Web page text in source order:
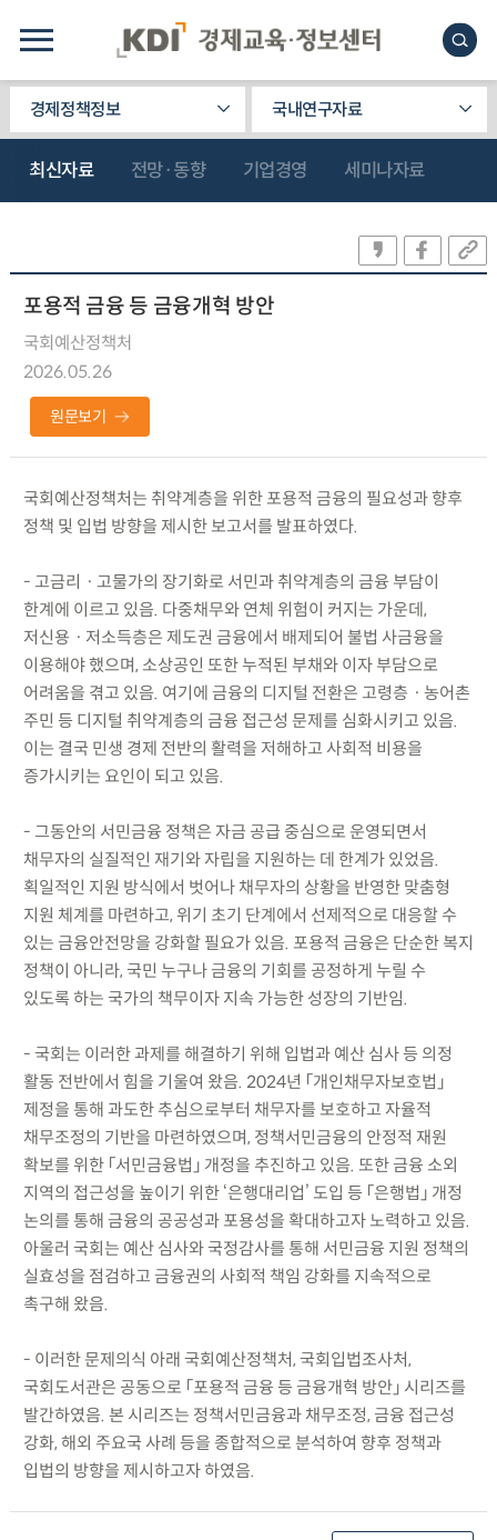
경제정책정보 국내연구자료
최신자료 전망·동향 기업경영 세미나자료
포용적 금융 등 금융개혁 방안
국회예산정책처
2026.05.26
원문보기
국회예산정책처는 취약계층을 위한 포용적 금융의 필요성과 향후
정책 및 입법 방향을 제시한 보고서를 발표하였다.
- 고금리ㆍ고물가의 장기화로 서민과 취약계층의 금융 부담이
한계에 이르고 있음. 다중채무와 연체 위험이 커지는 가운데,
저신용ㆍ저소득층은 제도권 금융에서 배제되어 불법 사금융을
이용해야 했으며, 소상공인 또한 누적된 부채와 이자 부담으로
어려움을 겪고 있음. 여기에 금융의 디지털 전환은 고령층ㆍ농어촌
주민 등 디지털 취약계층의 금융 접근성 문제를 심화시키고 있음.
이는 결국 민생 경제 전반의 활력을 저해하고 사회적 비용을
증가시키는 요인이 되고 있음.
- 그동안의 서민금융 정책은 자금 공급 중심으로 운영되면서
채무자의 실질적인 재기와 자립을 지원하는 데 한계가 있었음.
획일적인 지원 방식에서 벗어나 채무자의 상황을 반영한 맞춤형
지원 체계를 마련하고, 위기 초기 단계에서 선제적으로 대응할 수
있는 금융안전망을 강화할 필요가 있음. 포용적 금융은 단순한 복지
정책이 아니라, 국민 누구나 금융의 기회를 공정하게 누릴 수
있도록 하는 국가의 책무이자 지속 가능한 성장의 기반임.
- 국회는 이러한 과제를 해결하기 위해 입법과 예산 심사 등 의정
활동 전반에서 힘을 기울여 왔음. 2024년 「개인채무자보호법」
제정을 통해 과도한 추심으로부터 채무자를 보호하고 자율적
채무조정의 기반을 마련하였으며, 정책서민금융의 안정적 재원
확보를 위한 「서민금융법」 개정을 추진하고 있음. 또한 금융 소외
지역의 접근성을 높이기 위한 ‘은행대리업’ 도입 등 「은행법」 개정
논의를 통해 금융의 공공성과 포용성을 확대하고자 노력하고 있음.
아울러 국회는 예산 심사와 국정감사를 통해 서민금융 지원 정책의
실효성을 점검하고 금융권의 사회적 책임 강화를 지속적으로
촉구해 왔음.
- 이러한 문제의식 아래 국회예산정책처, 국회입법조사처,
국회도서관은 공동으로 「포용적 금융 등 금융개혁 방안」 시리즈를
발간하였음. 본 시리즈는 정책서민금융과 채무조정, 금융 접근성
강화, 해외 주요국 사례 등을 종합적으로 분석하여 향후 정책과
입법의 방향을 제시하고자 하였음.